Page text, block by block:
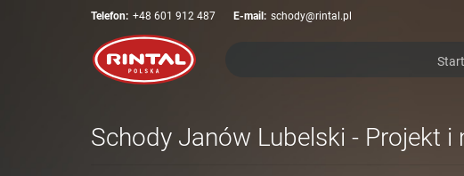
Telefon: +48 601 912 487 E-mail: schody@rintal.pl
Start
Schody Janów Lubelski - Projekt